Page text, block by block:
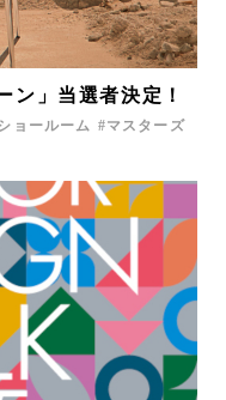
ン」当選者決定！
ョールーム マスターズ